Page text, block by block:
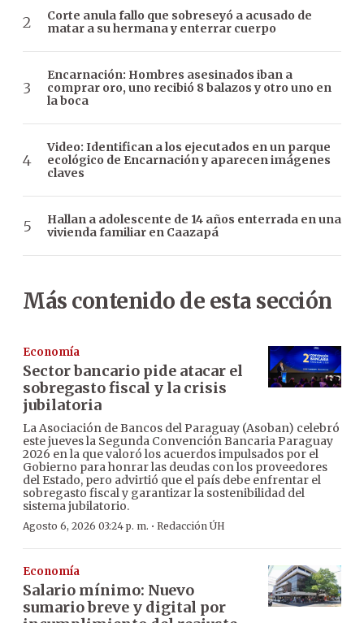
Corte anula fallo que sobreseyó a acusado de
matar a su hermana y enterrar cuerpo
Encarnación: Hombres asesinados iban a
comprar oro, uno recibió 8 balazos y otro uno en
la boca
Video: Identifican a los ejecutados en un parque
ecológico de Encarnación y aparecen imágenes
claves
Hallan a adolescente de 14 años enterrada en una
vivienda familiar en Caazapá
Más contenido de esta sección
Economía
Sector bancario pide atacar el
sobregasto fiscal y la crisis
jubilatoria
La Asociación de Bancos del Paraguay (Asoban) celebró
este jueves la Segunda Convención Bancaria Paraguay
2026 en la que valoró los acuerdos impulsados por el
Gobierno para honrar las deudas con los proveedores
del Estado, pero advirtió que el país debe enfrentar el
sobregasto fiscal y garantizar la sostenibilidad del
sistema jubilatorio.
Agosto 6, 2026 03:24 p. m. · Redacción ÚH
Economía
Salario mínimo: Nuevo
sumario breve y digital por